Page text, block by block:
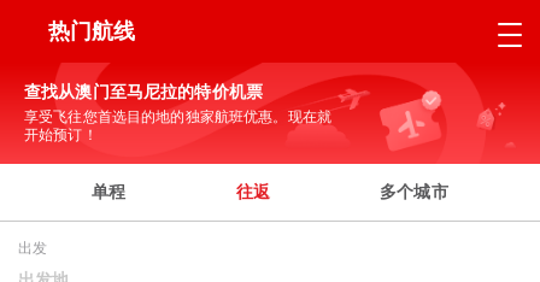
热门航线
查找从澳门至马尼拉的特价机票
享受飞往您首选目的地的独家航班优惠。现在就
开始预订！
单程 往返 多个城市
出发